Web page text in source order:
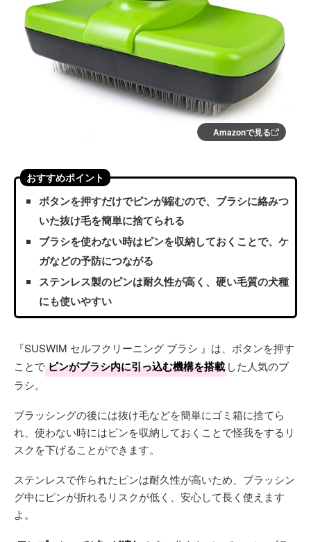
Amazonで見る
おすすめポイント
ボタンを押すだけでピンが縮むので、ブラシに絡みつ
いた抜け毛を簡単に捨てられる
ブラシを使わない時はピンを収納しておくことで、ケ
ガなどの予防につながる
ステンレス製のピンは耐久性が高く、硬い毛質の犬種
にも使いやすい
『SUSWIM セルフクリーニング ブラシ 』は、ボタンを押す
ことでピンがブラシ内に引っ込む機構を搭載 した人気のブ
ラシ。
ブラッシングの後には抜け毛などを簡単にゴミ箱に捨てら
れ、使わない時にはピンを収納しておくことで怪我をするリ
スクを下げることができます。
ステンレスで作られたピンは耐久性が高いため、ブラッシン
グ中にピンが折れるリスクが低く、安心して長く使えます
よ。